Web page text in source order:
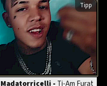
Tipp
Madatorricelli - Ti-Am Furat